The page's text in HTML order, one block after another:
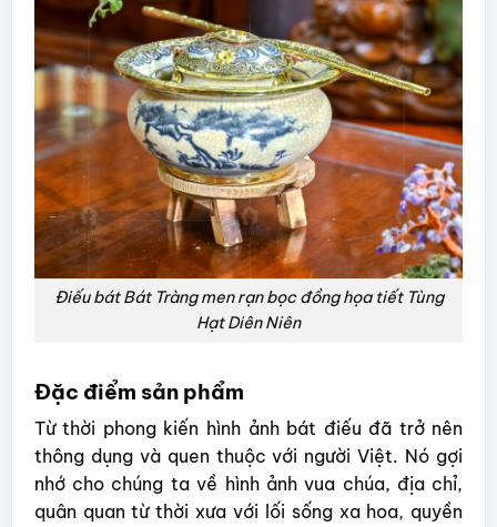
Điếu bát Bát Tràng men rạn bọc đồng họa tiết Tùng
Hạt Diên Niên
Đặc điểm sản phẩm
Từ thời phong kiến hình ảnh bát điếu đã trở nên
thông dụng và quen thuộc với người Việt. Nó gợi
nhớ cho chúng ta về hình ảnh vua chúa, địa chỉ,
quân quan từ thời xưa với lối sống xa hoa, quyền